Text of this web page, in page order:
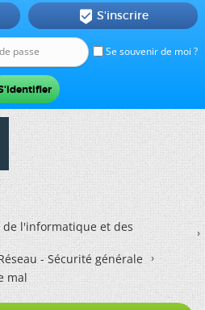
Se souvenir de moi ?
 S'inscrire
de l'informatique et des
- Sécurité générale
mal